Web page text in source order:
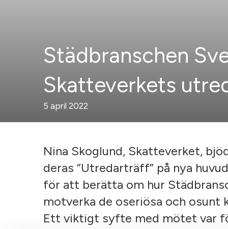
Städbranschen
Skatteverkets
5 april 2022
Nina Skoglund, Skatteverket,
deras ”Utredarträff” på nya
för att berätta om hur
motverka de oseriösa och osunt
Ett viktigt syfte med mötet var